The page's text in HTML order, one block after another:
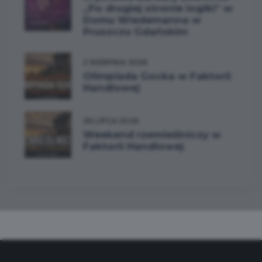
„Po drugiej stronie logiki” w
Domu Wiedemanna w
Pruszczu Gdańskim
Olimpiada Gocka w Faktorii
Handlowej
Weekend rzemieślniczy w
Faktorii Handlowej